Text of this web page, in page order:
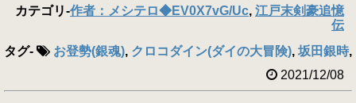
カテゴリ-作者：メシテロ◆EV0X7vG/Uc, 江戸末剣豪追憶
伝
タグ- お登勢(銀魂), クロコダイン(ダイの大冒険), 坂田銀時,
2021/12/08